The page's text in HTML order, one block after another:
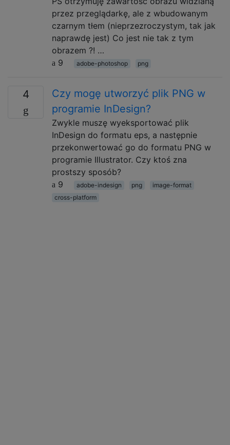
przez przeglądarkę, ale z wbudowanym
czarnym tłem (nieprzezroczystym, tak jak
naprawdę jest) Co jest nie tak z tym
obrazem ?! …
9
adobe-photoshop png
4
Czy mogę utworzyć plik PNG w
programie InDesign?
Zwykle muszę wyeksportować plik
InDesign do formatu eps, a następnie
przekonwertować go do formatu PNG w
programie Illustrator. Czy ktoś zna
prostszy sposób?
9
adobe-indesign png
image-format
cross-platform